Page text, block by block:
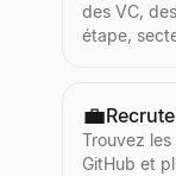
des VC,
étape,
💼
Trouvez
GitHub et